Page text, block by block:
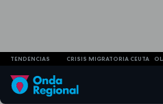
TENDENCIAS CRISIS MIGRATORIA CEUTA